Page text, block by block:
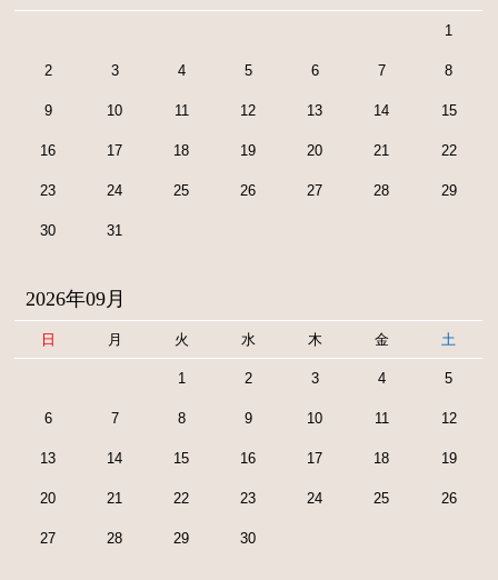
1
2 3 4 5 6 7 8
9 10 11 12 13 14 15
16 17 18 19 20 21 22
23 24 25 26 27 28 29
30 31
2026年09月
日 月 火 水 木 金 土
1 2 3 4 5
6 7 8 9 10 11 12
13 14 15 16 17 18 19
20 21 22 23 24 25 26
27 28 29 30